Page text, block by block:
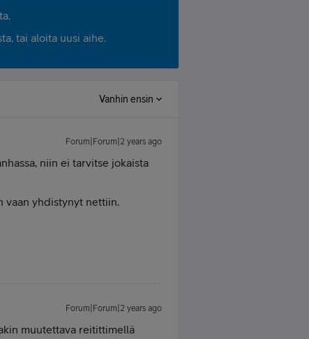
tai aloita uusi aihe.
Vanhin ensin
Forum|Forum|2 years ago
niin ei tarvitse jokaista
vaan yhdistynyt nettiin.
Forum|Forum|2 years ago
muutettava reitittimellä